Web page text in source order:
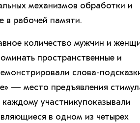
механизмов обработки и
в рабочей памяти.
количество мужчин и
пространственные и
слова-
— место предъявления
участникупоказывали
в одном из четырех